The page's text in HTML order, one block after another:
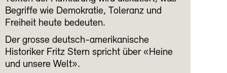
Begriffe wie Demokratie, Toleranz und
Freiheit heute bedeuten.
Der grosse deutsch-amerikanische
Historiker Fritz Stern spricht über «Heine
und unsere Welt».